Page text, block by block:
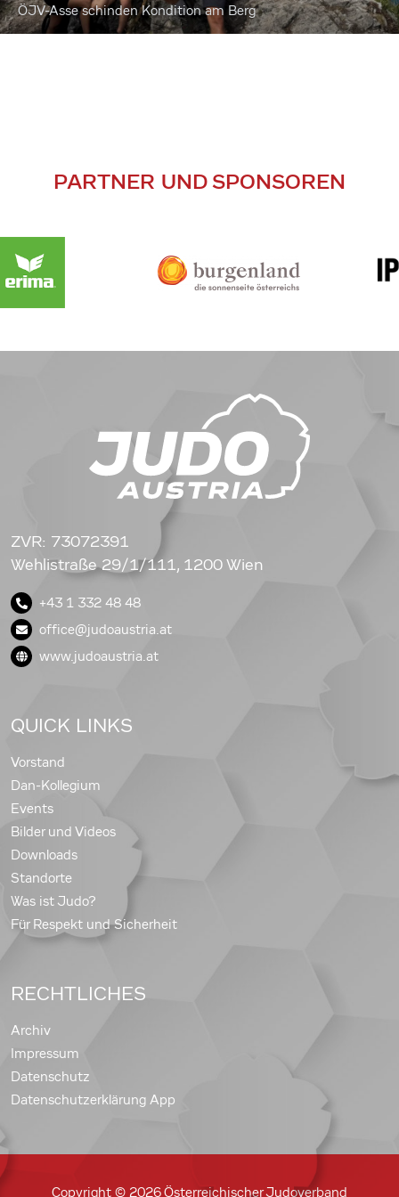
ÖJV-Asse schinden Kondition am Berg
PARTNER UND SPONSOREN
ZVR: 73072391
Wehlistraße 29/1/111, 1200 Wien
+43 1 332 48 48
office@judoaustria.at
www.judoaustria.at
QUICK LINKS
Vorstand
Dan-Kollegium
Events
Bilder und Videos
Downloads
Standorte
Was ist Judo?
Für Respekt und Sicherheit
RECHTLICHES
Archiv
Impressum
Datenschutz
Datenschutzerklärung App
Copyright © 2026 Österreichischer Judoverband